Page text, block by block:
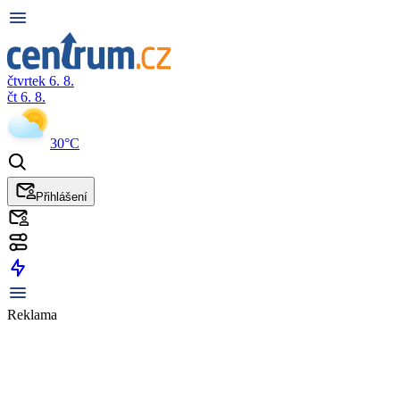
čtvrtek 6. 8.
čt 6. 8.
30°C
Přihlášení
Reklama